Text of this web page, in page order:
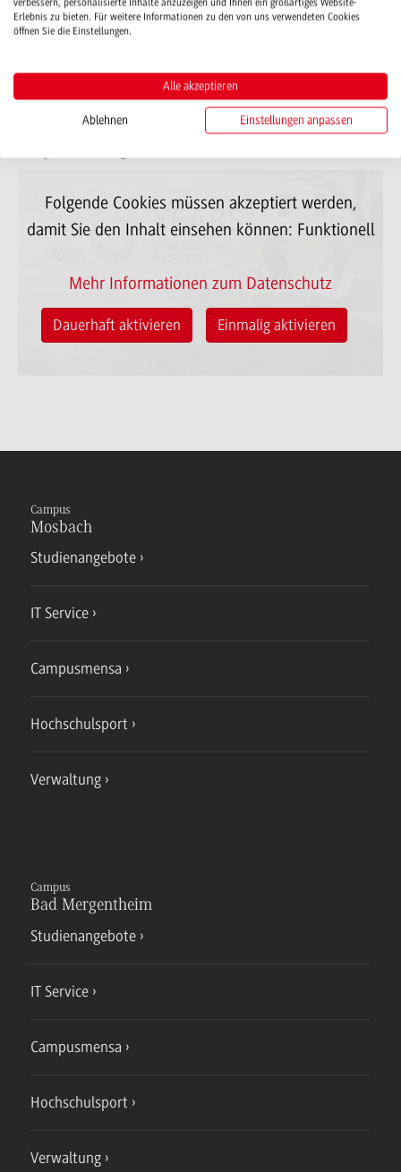
International Business kennen!
20 Jahre International Business in Bad Mergentheim: Eine
Folgende Cookies müssen akzeptiert werden,
damit Sie den Inhalt einsehen können: Funktionell
Mehr Informationen zum Datenschutz
Dauerhaft aktivieren Einmalig aktivieren
Campus
Mosbach
Studienangebote
IT Service
Campusmensa
Hochschulsport
Verwaltung
Campus
Bad Mergentheim
Studienangebote
IT Service
Campusmensa
Hochschulsport
Verwaltung
Erlebnis zu bieten. Für weitere Informationen zu den von uns verwendeten Cookies
öffnen Sie die Einstellungen.
Alle akzeptieren
Ablehnen Einstellungen anpassen